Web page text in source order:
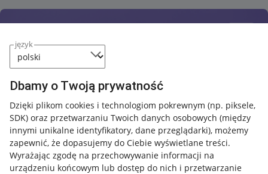
język
Dbamy o Twoją prywatność
Dzięki plikom cookies i technologiom pokrewnym (np. piksele,
SDK) oraz przetwarzaniu Twoich danych osobowych (między
innymi unikalne identyfikatory, dane przeglądarki), możemy
zapewnić, że dopasujemy do Ciebie wyświetlane treści.
Wyrażając zgodę na przechowywanie informacji na
urządzeniu końcowym lub dostęp do nich i przetwarzanie